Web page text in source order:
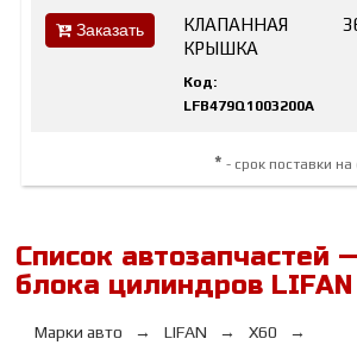
Заказать
КЛАПАННАЯ
КРЫШКА
Код:
LFB479Q1003200A
* - срок поставки
Список автозапчастей
блока цилиндров
Марки авто LIFAN
Х60